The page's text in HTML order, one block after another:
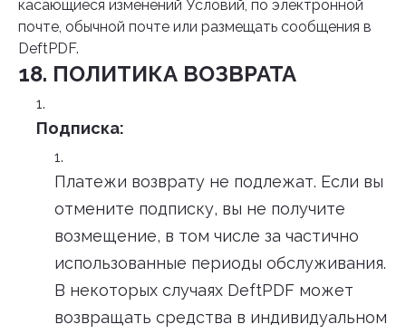
касающиеся изменений Условий, по электронной
почте, обычной почте или размещать сообщения в
DeftPDF.
18. ПОЛИТИКА ВОЗВРАТА
Подписка:
Платежи возврату не подлежат. Если вы
отмените подписку, вы не получите
возмещение, в том числе за частично
использованные периоды обслуживания.
В некоторых случаях DeftPDF может
возвращать средства в индивидуальном